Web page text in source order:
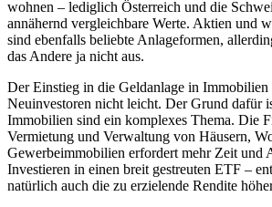
wohnen – lediglich Österreich und die
annähernd vergleichbare Werte. Aktien und
sind ebenfalls beliebte Anlageformen,
das Andere ja nicht aus.
Der Einstieg in die Geldanlage in Immobilien
Neuinvestoren nicht leicht. Der Grund dafür
Immobilien sind ein komplexes Thema. Die
Vermietung und Verwaltung von Häusern,
Gewerbeimmobilien erfordert mehr Zeit und
Investieren in einen breit gestreuten ETF –
natürlich auch die zu erzielende Rendite